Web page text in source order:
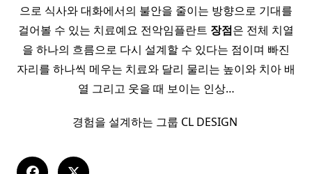
으로 식사와 대화에서의 불안을 줄이는 방향으로 기대를
걸어볼 수 있는 치료예요 전악임플란트 장점은 전체 치열
을 하나의 흐름으로 다시 설계할 수 있다는 점이며 빠진
자리를 하나씩 메우는 치료와 달리 물리는 높이와 치아 배
열 그리고 웃을 때 보이는 인상…
경험을 설계하는 그룹 CL DESIGN ​